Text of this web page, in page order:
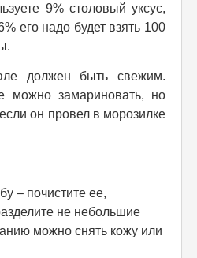
9% столовый уксус,
его надо будет взять 100
должен быть свежим.
можно замариновать, но
он провел в морозилке
– почистите ее,
не небольшие
можно снять кожу или